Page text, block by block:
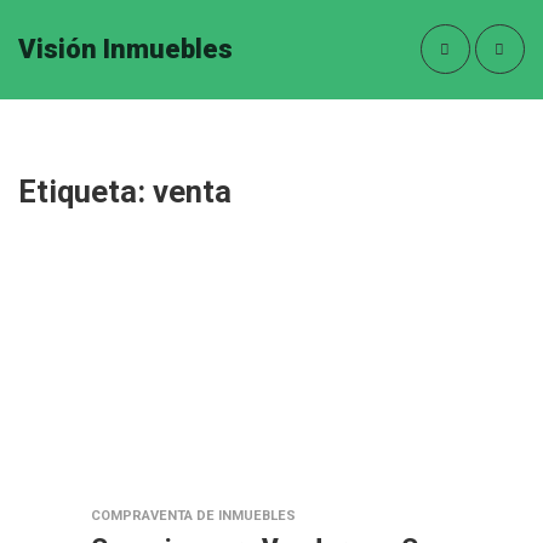
Visión Inmuebles
Etiqueta: venta
COMPRAVENTA DE INMUEBLES